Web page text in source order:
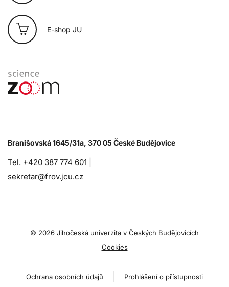
E-shop JU
Branišovská 1645/31a, 370 05 České Budějovice
Tel. +420 387 774 601 |
sekretar@frov.jcu.cz
© 2026 Jihočeská univerzita v Českých Budějovicích
Cookies
Ochrana osobních údajů Prohlášení o přístupnosti